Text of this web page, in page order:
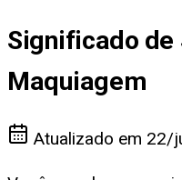
Significado de
Maquiagem
Atualizado em 22/